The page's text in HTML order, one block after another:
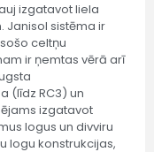
izgatavot liela
Janisol sistēma ir
celtņu
ir ņemtas vērā arī
(līdz RC3) un
izgatavot
logus un divviru
logu konstrukcijas,